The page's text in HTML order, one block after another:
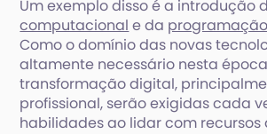
Um exemplo disso é a introdução
computacional e da
Como o domínio das novas
altamente necessário nesta
transformação digital,
profissional, serão exigidas cada
habilidades ao lidar com recursos